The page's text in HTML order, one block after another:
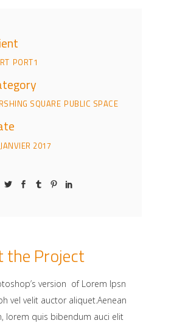
PORT1
SQUARE PUBLIC SPACE
2017
the Project
version of Lorem Ipsn
vel velit auctor aliquet.Aenean
lorem quis bibendum auci elit